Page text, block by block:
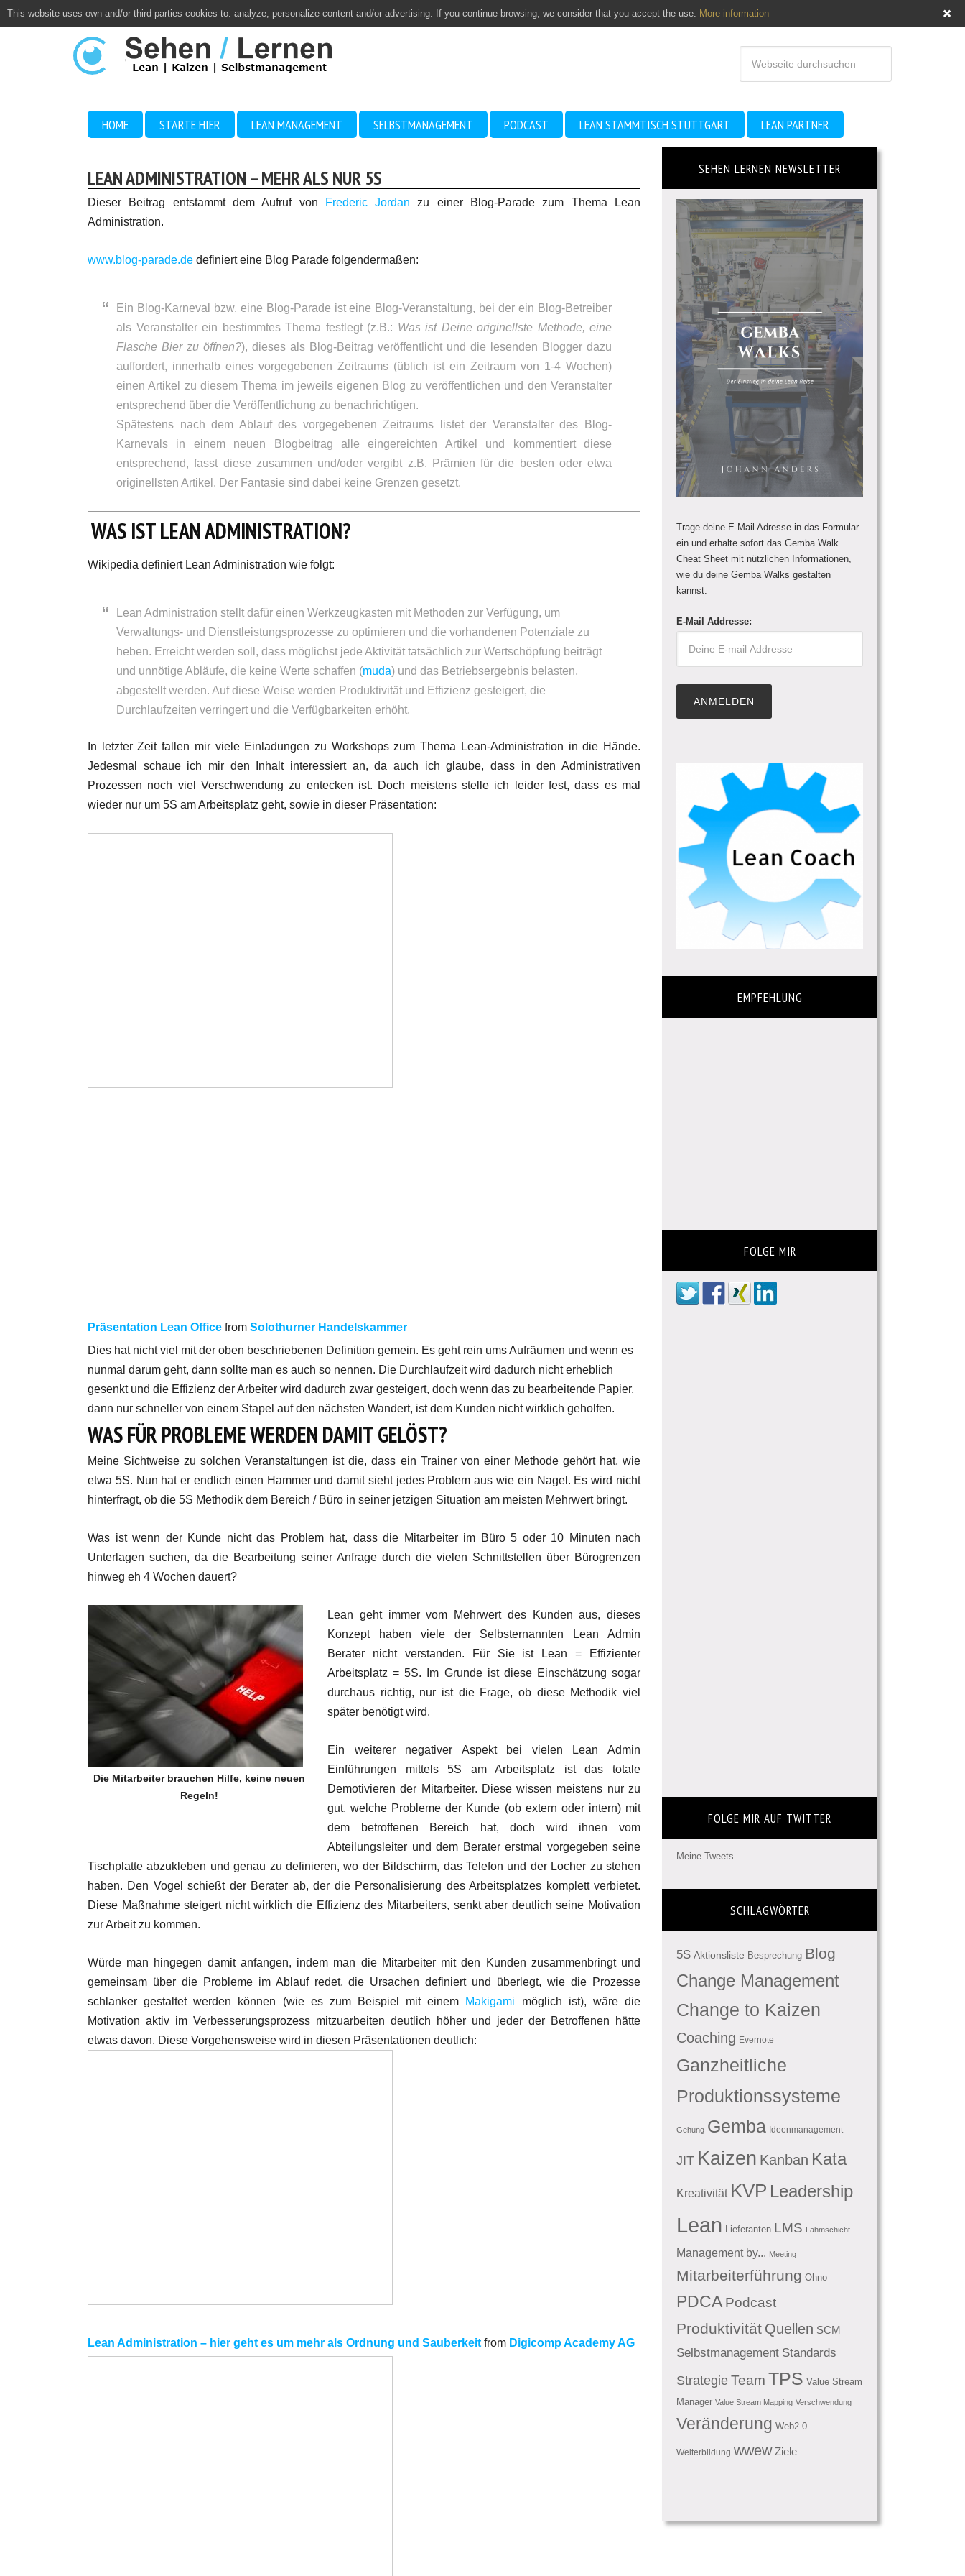
This website uses own and/or third parties cookies to: analyze, personalize content and/or advertising. If you continue browsing, we consider that you accept the use. More information
Close
HOME STARTE HIER LEAN MANAGEMENT SELBSTMANAGEMENT PODCAST LEAN STAMMTISCH STUTTGART LEAN PARTNER
LEAN ADMINISTRATION – MEHR ALS NUR 5S
Dieser Beitrag entstammt dem Aufruf vonFrederic Jordanzu einer Blog-Parade zum Thema Lean
Administration.
www.blog-parade.de definiert eine Blog Parade folgendermaßen:
Ein Blog-Karneval bzw. eine Blog-Parade ist eine Blog-Veranstaltung, bei der ein Blog-Betreiber
als Veranstalter ein bestimmtes Thema festlegt (z.B.: Was ist Deine originellste Methode, eine
Flasche Bier zu öffnen?), dieses als Blog-Beitrag veröffentlicht und die lesenden Blogger dazu
auffordert, innerhalb eines vorgegebenen Zeitraums (üblich ist ein Zeitraum von 1-4 Wochen)
einen Artikel zu diesem Thema im jeweils eigenen Blog zu veröffentlichen und den Veranstalter
entsprechend über die Veröffentlichung zu benachrichtigen.
Spätestens nach dem Ablauf des vorgegebenen Zeitraums listet der Veranstalter des Blog-
Karnevals in einem neuen Blogbeitrag alle eingereichten Artikel und kommentiert diese
entsprechend, fasst diese zusammen und/oder vergibt z.B. Prämien für die besten oder etwa
originellsten Artikel. Der Fantasie sind dabei keine Grenzen gesetzt.
WAS IST LEAN ADMINISTRATION?
Wikipedia definiert Lean Administration wie folgt:
Lean Administration stellt dafür einen Werkzeugkasten mit Methoden zur Verfügung, um
Verwaltungs- und Dienstleistungsprozesse zu optimieren und die vorhandenen Potenziale zu
heben. Erreicht werden soll, dass möglichst jede Aktivität tatsächlich zur Wertschöpfung beiträgt
und unnötige Abläufe, die keine Werte schaffen (muda) und das Betriebsergebnis belasten,
abgestellt werden. Auf diese Weise werden Produktivität und Effizienz gesteigert, die
Durchlaufzeiten verringert und die Verfügbarkeiten erhöht.
In letzter Zeit fallen mir viele Einladungen zu Workshops zum Thema Lean-Administration in die Hände.
Jedesmal schaue ich mir den Inhalt interessiert an, da auch ich glaube, dass in den Administrativen
Prozessen noch viel Verschwendung zu entecken ist. Doch meistens stelle ich leider fest, dass es mal
wieder nur um 5S am Arbeitsplatz geht, sowie in dieser Präsentation:
Präsentation Lean Office from Solothurner Handelskammer
Dies hat nicht viel mit der oben beschriebenen Definition gemein. Es geht rein ums Aufräumen und wenn es
nunmal darum geht, dann sollte man es auch so nennen. Die Durchlaufzeit wird dadurch nicht erheblich
gesenkt und die Effizienz der Arbeiter wird dadurch zwar gesteigert, doch wenn das zu bearbeitende Papier,
dann nur schneller von einem Stapel auf den nächsten Wandert, ist dem Kunden nicht wirklich geholfen.
WAS FÜR PROBLEME WERDEN DAMIT GELÖST?
Meine Sichtweise zu solchen Veranstaltungen ist die, dass ein Trainer von einer Methode gehört hat, wie
etwa 5S. Nun hat er endlich einen Hammer und damit sieht jedes Problem aus wie ein Nagel. Es wird nicht
hinterfragt, ob die 5S Methodik dem Bereich / Büro in seiner jetzigen Situation am meisten Mehrwert bringt.
Was ist wenn der Kunde nicht das Problem hat, dass die Mitarbeiter im Büro 5 oder 10 Minuten nach
Unterlagen suchen, da die Bearbeitung seiner Anfrage durch die vielen Schnittstellen über Bürogrenzen
hinweg eh 4 Wochen dauert?
Die Mitarbeiter brauchen Hilfe, keine neuen
Regeln!
Lean geht immer vom Mehrwert des Kunden aus, dieses
Konzept haben viele der Selbsternannten Lean Admin
Berater nicht verstanden. Für Sie ist Lean = Effizienter
Arbeitsplatz = 5S. Im Grunde ist diese Einschätzung sogar
durchaus richtig, nur ist die Frage, ob diese Methodik viel
später benötigt wird.
Ein weiterer negativer Aspekt bei vielen Lean Admin
Einführungen mittels 5S am Arbeitsplatz ist das totale
Demotivieren der Mitarbeiter. Diese wissen meistens nur zu
gut, welche Probleme der Kunde (ob extern oder intern) mit
dem betroffenen Bereich hat, doch wird ihnen vom
Abteilungsleiter und dem Berater erstmal vorgegeben seine
Tischplatte abzukleben und genau zu definieren, wo der Bildschirm, das Telefon und der Locher zu stehen
haben. Den Vogel schießt der Berater ab, der die Personalisierung des Arbeitsplatzes komplett verbietet.
Diese Maßnahme steigert nicht wirklich die Effizienz des Mitarbeiters, senkt aber deutlich seine Motivation
zur Arbeit zu kommen.
Würde man hingegen damit anfangen, indem man die Mitarbeiter mit den Kunden zusammenbringt und
gemeinsam über die Probleme im Ablauf redet, die Ursachen definiert und überlegt, wie die Prozesse
schlanker gestaltet werden können (wie es zum Beispiel mit einemMakigamimöglich ist), wäre die
Motivation aktiv im Verbesserungsprozess mitzuarbeiten deutlich höher und jeder der Betroffenen hätte
etwas davon. Diese Vorgehensweise wird in diesen Präsentationen deutlich:
Lean Administration – hier geht es um mehr als Ordnung und Sauberkeit from Digicomp Academy AG
SEHEN LERNEN NEWSLETTER
Trage deine E-Mail Adresse in das Formular
ein und erhalte sofort das Gemba Walk
Cheat Sheet mit nützlichen Informationen,
wie du deine Gemba Walks gestalten
kannst.
E-Mail Addresse:
EMPFEHLUNG
FOLGE MIR
FOLGE MIR AUF TWITTER
Meine Tweets
SCHLAGWÖRTER
5S Aktionsliste Besprechung Blog
Change Management
Change to Kaizen
Coaching Evernote
Ganzheitliche
Produktionssysteme
Gehung Gemba Ideenmanagement
JIT Kaizen Kanban Kata
Kreativität KVP Leadership
Lean Lieferanten LMS Lähmschicht
Management by... Meeting
Mitarbeiterführung Ohno
PDCA Podcast
Produktivität Quellen SCM
Selbstmanagement Standards
Strategie Team TPS Value Stream
Manager Value Stream Mapping Verschwendung
Veränderung Web2.0
Weiterbildung wwew Ziele